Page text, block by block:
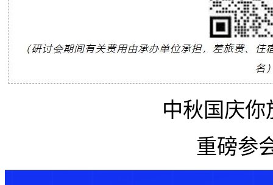
中秋国庆
重磅参